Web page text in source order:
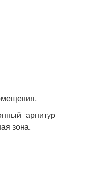
гарнитур
зона.